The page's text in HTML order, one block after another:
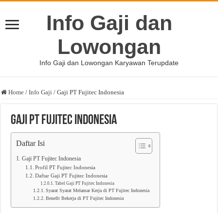
Info Gaji dan
Lowongan
Info Gaji dan Lowongan Karyawan Terupdate
Home / Info Gaji / Gaji PT Fujitec Indonesia
Gaji PT Fujitec Indonesia
Daftar Isi
Gaji PT Fujitec Indonesia
Profil PT Fujitec Indonesia
Daftar Gaji PT Fujitec Indonesia
Tabel Gaji PT Fujitec Indonesia
Syarat Syarat Melamar Kerja di PT Fujitec Indonesia
Benefit Bekerja di PT Fujitec Indonesia